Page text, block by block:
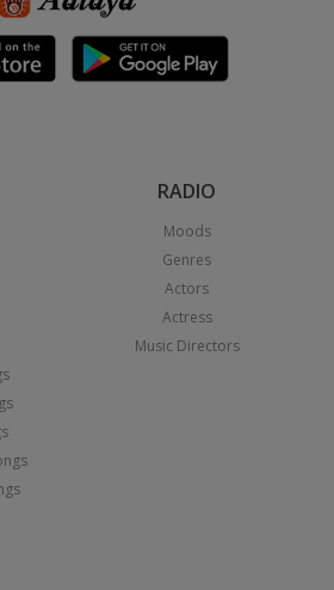
RADIO
Moods
Genres
Actors
Actress
Music Directors